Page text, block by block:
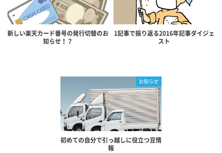
新しい楽天カード番号の発行切替のお
知らせ！？
1記事で振り返る2016年記事ダイジェ
スト
お知らせ
初めての自分で引っ越しに役立つ豆情
報